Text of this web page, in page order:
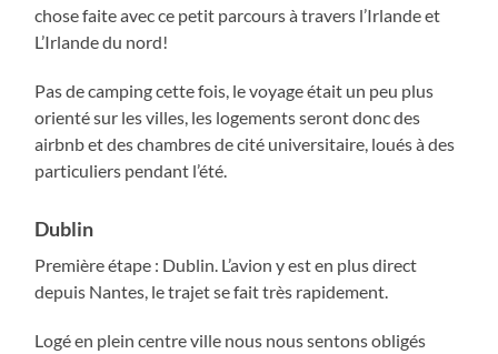
chose faite avec ce petit parcours à travers l’Irlande et
L’Irlande du nord!
Pas de camping cette fois, le voyage était un peu plus
orienté sur les villes, les logements seront donc des
airbnb et des chambres de cité universitaire, loués à des
particuliers pendant l’été.
Dublin
Première étape : Dublin. L’avion y est en plus direct
depuis Nantes, le trajet se fait très rapidement.
Logé en plein centre ville nous nous sentons obligés